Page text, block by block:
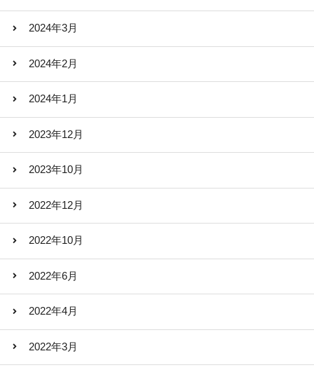
2024年3月
2024年2月
2024年1月
2023年12月
2023年10月
2022年12月
2022年10月
2022年6月
2022年4月
2022年3月